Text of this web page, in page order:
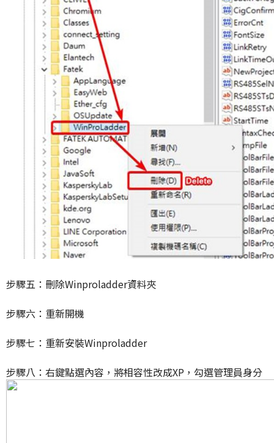
步驟五：刪除Winproladder資料夾
步驟六：重新開機
步驟七：重新安裝Winproladder
步驟八：右鍵點選內容，將相容性改成XP，勾選管理員身分